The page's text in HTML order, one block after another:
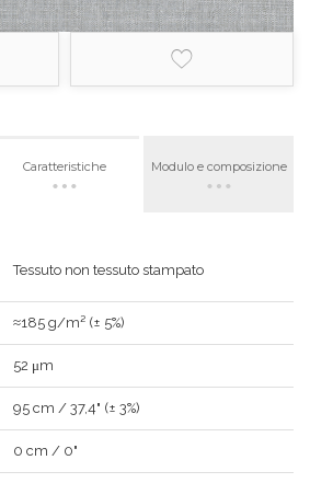
Caratteristiche Modulo e composizione
Tessuto non tessuto stampato
≈185 g/m² (± 5%)
52 μm
95 cm / 37,4" (± 3%)
0 cm / 0"
ACCEDI